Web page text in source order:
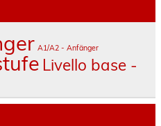
A1/A2 - Anfänger
Livello base -